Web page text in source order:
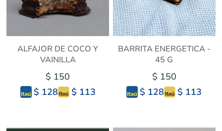
ALFAJOR DE COCO Y
VAINILLA
$ 150
$ 128
$ 113
BARRITA ENERGETICA -
45 G
$ 150
$ 128
$ 113